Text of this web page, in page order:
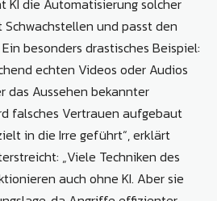
KI die Automatisierung solcher
und passt den
besonders drastisches Beispiel:
echten Videos oder Audios
das Aussehen bekannter
falsches Vertrauen aufgebaut
in die Irre geführt“, erklärt
„Viele Techniken des
auch ohne KI. Aber sie